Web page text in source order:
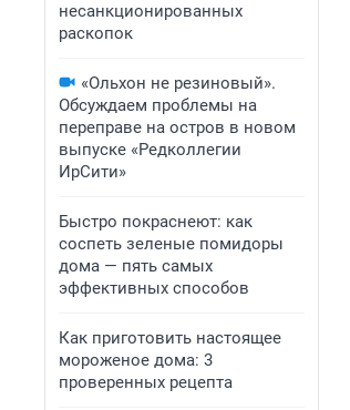
несанкционированных
раскопок
«Ольхон не резиновый».
Обсуждаем проблемы на
переправе на остров в новом
выпуске «Редколлегии
ИрСити»
Быстро покраснеют: как
соспеть зеленые помидоры
дома — пять самых
эффективных способов
Как приготовить настоящее
мороженое дома: 3
проверенных рецепта